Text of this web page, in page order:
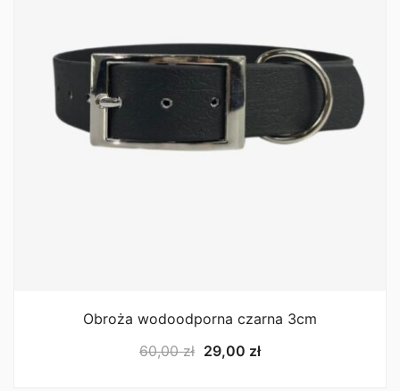
Obroża wodoodporna czarna 3cm
60,00zł Pierwotna
29,00 złAktualna